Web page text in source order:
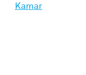
Kamar